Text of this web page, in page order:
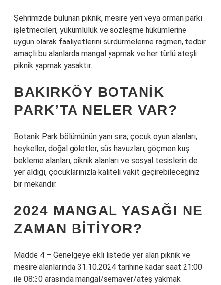
Şehrimizde bulunan piknik, mesire yeri veya orman parkı
işletmecileri, yükümlülük ve sözleşme hükümlerine
uygun olarak faaliyetlerini sürdürmelerine rağmen, tedbir
amaçlı bu alanlarda mangal yapmak ve her türlü ateşli
piknik yapmak yasaktır.
BAKIRKÖY BOTANIK
PARK’TA NELER VAR?
Botanik Park bölümünün yanı sıra; çocuk oyun alanları,
heykeller, doğal göletler, süs havuzları, göçmen kuş
bekleme alanları, piknik alanları ve sosyal tesislerin de
yer aldığı, çocuklarınızla kaliteli vakit geçirebileceğiniz
bir mekandır.
2024 MANGAL YASAĞI NE
ZAMAN BITIYOR?
Madde 4 – Genelgeye ekli listede yer alan piknik ve
mesire alanlarında 31.10.2024 tarihine kadar saat 21:00
ile 08:30 arasında mangal/semaver/ateş yakmak